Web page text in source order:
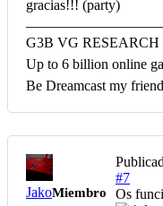
gracias!!! (party)
G3B VG
Up to 6 billion online
Be Dreamcast my friend
JakoMiembro
#7
Os